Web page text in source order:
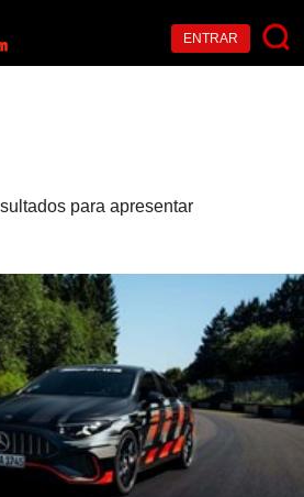
ENTRAR
para apresentar